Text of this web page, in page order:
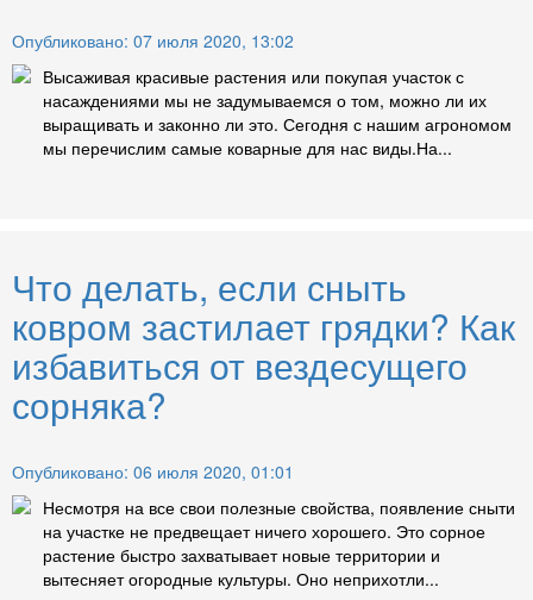
Опубликовано: 07 июля 2020, 13:02
Высаживая красивые растения или покупая участок с
насаждениями мы не задумываемся о том, можно ли их
выращивать и законно ли это. Сегодня с нашим агрономом
мы перечислим самые коварные для нас виды.На...
Что делать, если сныть
ковром застилает грядки? Как
избавиться от вездесущего
сорняка?
Опубликовано: 06 июля 2020, 01:01
Несмотря на все свои полезные свойства, появление сныти
на участке не предвещает ничего хорошего. Это сорное
растение быстро захватывает новые территории и
вытесняет огородные культуры. Оно неприхотли...